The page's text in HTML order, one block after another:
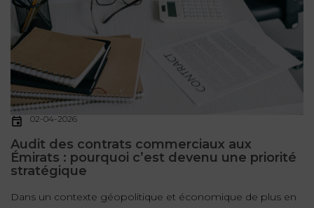
02-04-2026
Audit des contrats commerciaux aux
Émirats : pourquoi c’est devenu une priorité
stratégique
Dans un contexte géopolitique et économique de plus en